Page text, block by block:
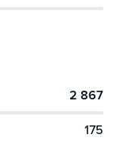
2 867
175